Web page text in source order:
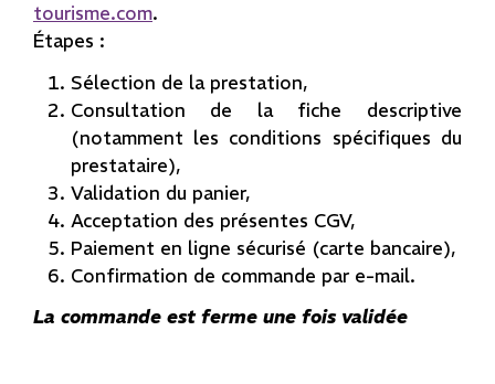
tourisme.com.
Étapes :
Sélection de la prestation,
Consultation de la fiche descriptive
(notamment les conditions spécifiques du
prestataire),
Validation du panier,
Acceptation des présentes CGV,
Paiement en ligne sécurisé (carte bancaire),
Confirmation de commande par e-mail.
La commande est ferme une fois validée